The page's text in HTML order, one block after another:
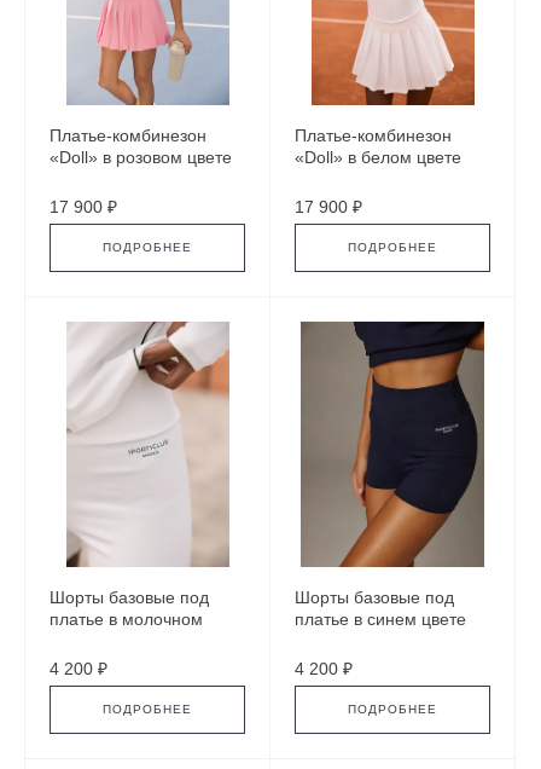
Платье-комбинезон
«Doll» в розовом цвете
17 900 ₽
ПОДРОБНЕЕ
Платье-комбинезон
«Doll» в белом цвете
17 900 ₽
ПОДРОБНЕЕ
Шорты базовые под
платье в молочном
4 200 ₽
ПОДРОБНЕЕ
Шорты базовые под
платье в синем цвете
4 200 ₽
ПОДРОБНЕЕ